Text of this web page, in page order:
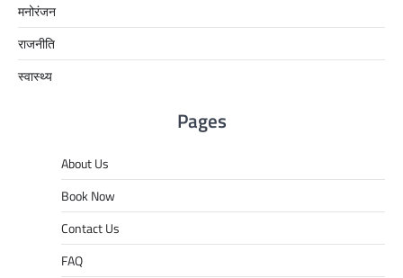
मनोरंजन
राजनीति
स्वास्थ्य
Pages
About Us
Book Now
Contact Us
FAQ